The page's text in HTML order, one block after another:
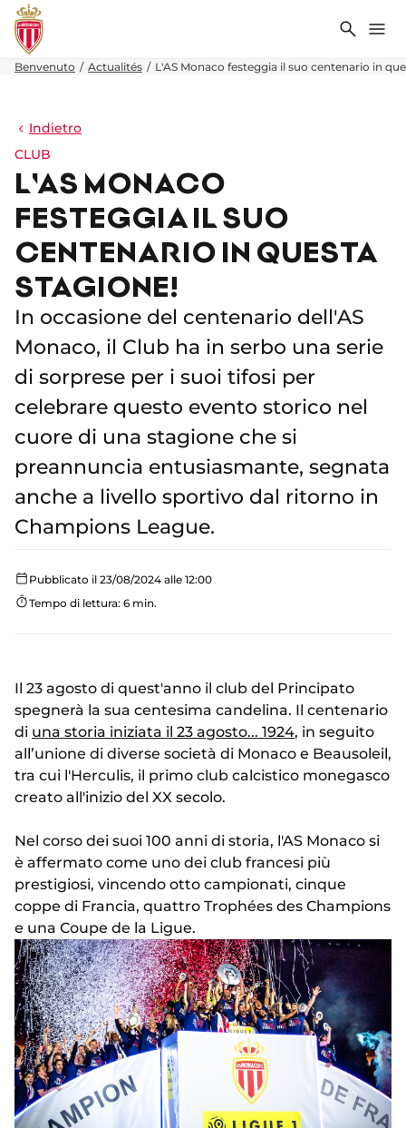
Ricerca
Benvenuto Actualités L'AS Monaco festeggia il suo centenario in
Indietro
CLUB
L'AS MONACO
FESTEGGIA IL SUO
CENTENARIO IN QUESTA
STAGIONE!
In occasione del centenario dell'AS
Monaco, il Club ha in serbo una serie
di sorprese per i suoi tifosi per
celebrare questo evento storico nel
cuore di una stagione che si
preannuncia entusiasmante, segnata
anche a livello sportivo dal ritorno in
Champions League.
Pubblicato il 23/08/2024 alle 12:00
Tempo di lettura: 6 min.
Il 23 agosto di quest'anno il club del Principato
spegnerà la sua centesima candelina. Il centenario
di una storia iniziata il 23 agosto... 1924, in seguito
all’unione di diverse società di Monaco e Beausoleil,
tra cui l'Herculis, il primo club calcistico monegasco
creato all'inizio del XX secolo.
Nel corso dei suoi 100 anni di storia, l'AS Monaco si
è affermato come uno dei club francesi più
prestigiosi, vincendo otto campionati, cinque
coppe di Francia, quattro Trophées des Champions
e una Coupe de la Ligue.